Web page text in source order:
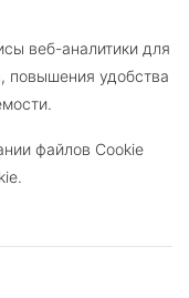
веб-аналитики для
повышения удобства
файлов Cookie